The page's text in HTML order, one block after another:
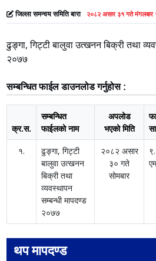
जिल्ला समन्वय समिति बारा २०८२ असार ३१ गते
ढुङ्गा, गिट्टी बालुवा उत्खनन बिक्री तथा
२०७७
सम्बन्धित फाईल डाउनलोड गर्नुहोस :
क्र.स.
सम्बन्धित
फाईलको नाम
अपलोड
भएको मिति
१.
ढुङ्गा, गिट्टी
बालुवा उत्खनन
बिक्री तथा
व्यवस्थापन
सम्बन्धी मापदण्ड
२०७७
२०८२ असार
३० गते
सोमबार
थप मापदण्ड